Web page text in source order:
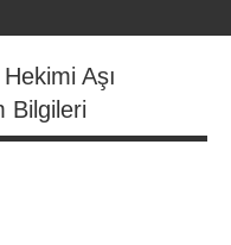
Aşı
Bilgileri